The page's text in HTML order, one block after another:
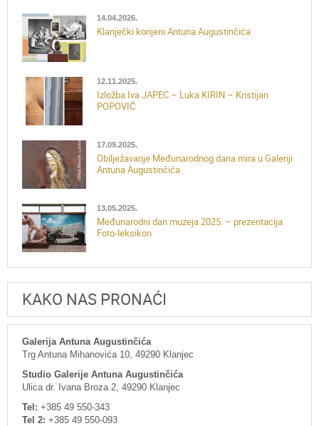
14.04.2026.
Klanječki korijeni Antuna Augustinčića
12.11.2025.
Izložba Iva JAPEC – Luka KIRIN – Kristijan
POPOVIĆ
17.09.2025.
Obilježavanje Međunarodnog dana mira u Galeriji
Antuna Augustinčića
13.05.2025.
Međunarodni dan muzeja 2025. – prezentacija
Foto-leksikon
KAKO NAS PRONAĆI
Galerija Antuna Augustinčića
Trg Antuna Mihanovića 10, 49290 Klanjec
Studio Galerije Antuna Augustinčića
Ulica dr. Ivana Broza 2, 49290 Klanjec
Tel: +385 49 550-343
Tel 2: +385 49 550-093